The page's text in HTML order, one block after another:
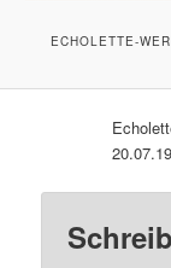
ECHOLETTE-